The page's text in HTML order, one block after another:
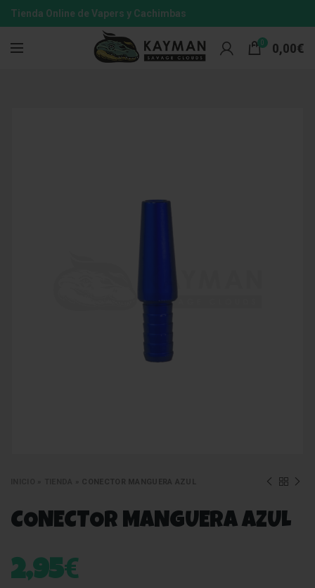
Tienda Online de Vapers y Cachimbas
0 0,00€
CONECTOR MANGUERA AZUL
CONECTOR MANGUERA AZUL
2,95€